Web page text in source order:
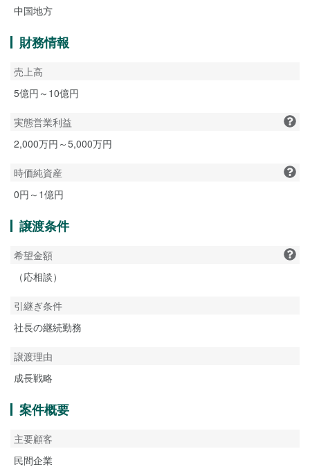
中国地方
財務情報
売上高
5億円～10億円
実態営業利益
2,000万円～5,000万円
時価純資産
0円～1億円
譲渡条件
希望金額
（応相談）
引継ぎ条件
社長の継続勤務
譲渡理由
成長戦略
案件概要
主要顧客
民間企業